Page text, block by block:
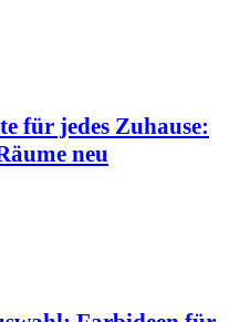
für jedes Zuhause:
neu